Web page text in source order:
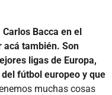
Carlos Bacca en el
acá también. Son
ligas de Europa,
fútbol europeo y que
muchas cosas